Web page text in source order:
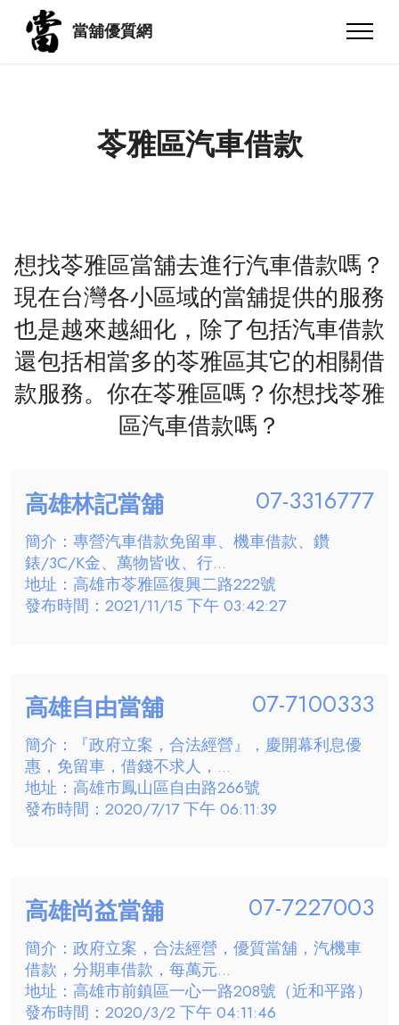
當舖優質網
苓雅區汽車借款
想找苓雅區當舖去進行汽車借款嗎？
現在台灣各小區域的當舖提供的服務
也是越來越細化，除了包括汽車借款
還包括相當多的苓雅區其它的相關借
款服務。你在苓雅區嗎？你想找苓雅
區汽車借款嗎？
高雄林記當舖 07-3316777
簡介：專營汽車借款免留車、機車借款、鑽
錶/3C/K金、萬物皆收、行...
地址：高雄市苓雅區復興二路222號
發布時間：2021/11/15 下午 03:42:27
高雄自由當舖 07-7100333
簡介：『政府立案，合法經營』，慶開幕利息優
惠，免留車，借錢不求人，...
地址：高雄市鳳山區自由路266號
發布時間：2020/7/17 下午 06:11:39
高雄尚益當舖 07-7227003
簡介：政府立案，合法經營，優質當舖，汽機車
借款，分期車借款，每萬元...
地址：高雄市前鎮區一心一路208號（近和平路）
發布時間：2020/3/2 下午 04:11:46